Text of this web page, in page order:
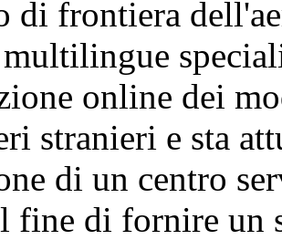
di frontiera
online dei
stranieri e sta
di un centro
fine di fornire un